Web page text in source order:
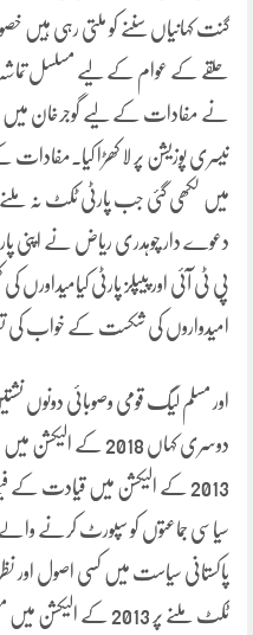
گنت کہانیاں سننے کو ملتی رہی ہیں
حلقے کے عوام کے لیے مسلسل
نے مفادات کے لیے گوجرخان میں
میں لکھی گئی جب پارٹی ٹکٹ نہ
دعوے دار چوہدری ریاض نے اپنی
پی ٹی آئی اور پیپلز پارٹی کیامیداورں
امیدواروں کی شکست کے خواب کی
اور مسلم لیگ قومی وصوبائی دونوں
دوسری کہاں 2018
2013 کے الیکشن میں قیادت کے
سیاسی جماعتوں کو سپورٹ کرنے
پاکستانی سیاست میں کسی اصول اور
ٹکٹ ملنے پر 2013